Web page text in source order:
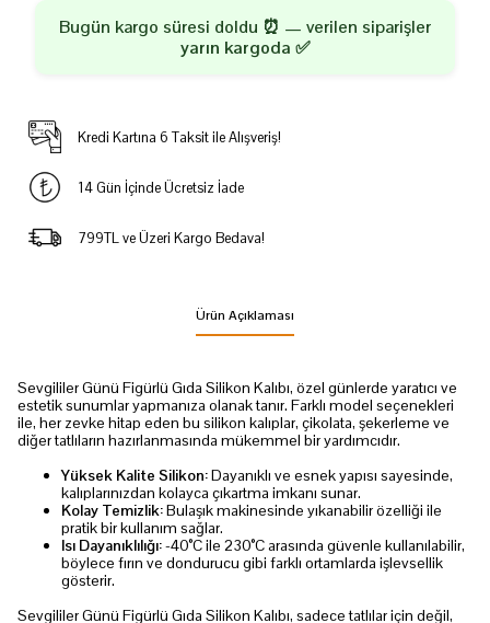
Bugün kargo süresi doldu ⏰ — verilen siparişler
yarın kargoda ✅
Kredi Kartına 6 Taksit ile Alışveriş!
14 Gün İçinde Ücretsiz İade
799TL ve Üzeri Kargo Bedava!
Ürün Açıklaması
Sevgililer Günü Figürlü Gıda Silikon Kalıbı, özel günlerde yaratıcı ve
estetik sunumlar yapmanıza olanak tanır. Farklı model seçenekleri
ile, her zevke hitap eden bu silikon kalıplar, çikolata, şekerleme ve
diğer tatlıların hazırlanmasında mükemmel bir yardımcıdır.
Yüksek Kalite Silikon:Dayanıklı ve esnek yapısı sayesinde,
kalıplarınızdan kolayca çıkartma imkanı sunar.
Kolay Temizlik:Bulaşık makinesinde yıkanabilir özelliği ile
pratik bir kullanım sağlar.
Isı Dayanıklılığı:-40°C ile 230°C arasında güvenle kullanılabilir,
böylece fırın ve dondurucu gibi farklı ortamlarda işlevsellik
gösterir.
Sevgililer Günü Figürlü Gıda Silikon Kalıbı, sadece tatlılar için değil,